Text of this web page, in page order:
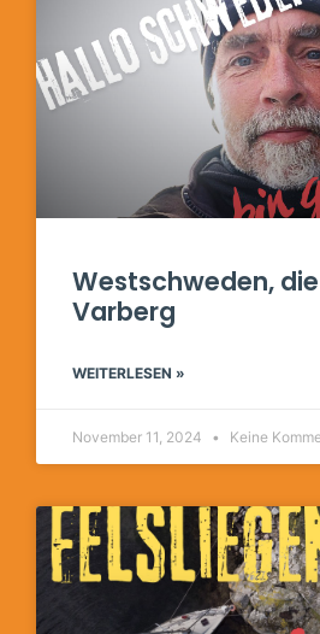
Westschweden,
Varberg
WEITERLESEN »
November 11, 2024 Keine